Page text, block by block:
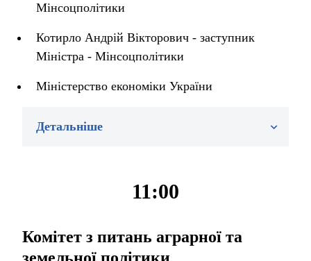
Мінсоцполітики
Котирло Андрій Вікторович - заступник
Міністра - Мінсоцполітики
Міністерство економіки України
Детальніше
11:00
Комітет з питань аграрної та